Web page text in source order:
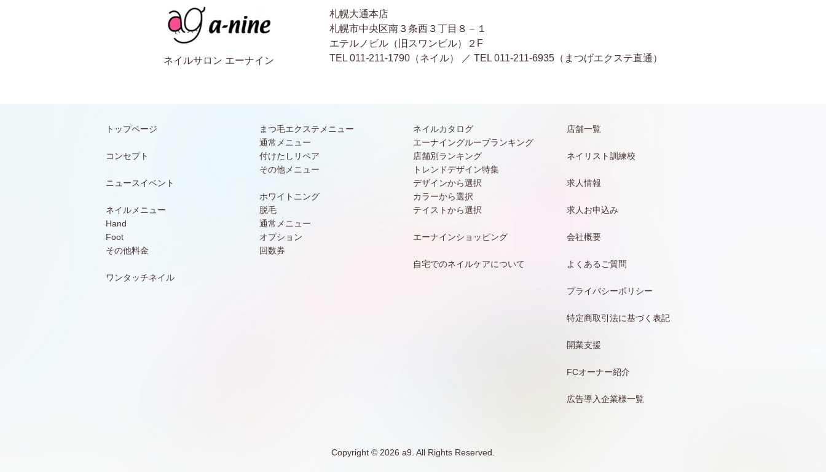
ネイルサロン エーナイン
札幌大通本店
札幌市中央区南３条西３丁目８－１
エテルノビル（旧スワンビル）２F
TEL 011-211-1790（ネイル） ／ TEL 011-211-6935（まつげエクステ直通）
トップページ
コンセプト
ニュースイベント
ネイルメニュー
Hand
Foot
その他料金
ワンタッチネイル
まつ毛エクステメニュー
通常メニュー
付けたしリペア
その他メニュー
ホワイトニング
脱毛
通常メニュー
オプション
回数券
ネイルカタログ
エーナイングループランキング
店舗別ランキング
トレンドデザイン特集
デザインから選択
カラーから選択
テイストから選択
エーナインショッピング
自宅でのネイルケアについて
店舗一覧
ネイリスト訓練校
求人情報
求人お申込み
会社概要
よくあるご質問
プライバシーポリシー
特定商取引法に基づく表記
開業支援
FCオーナー紹介
広告導入企業様一覧
Copyright © 2026 a9. All Rights Reserved.